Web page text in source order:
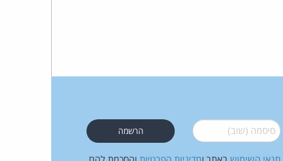
סיסמה (שוב)*